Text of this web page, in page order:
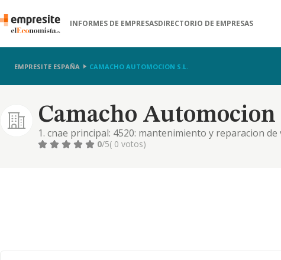
INFORMES DE EMPRESASDIRECTORIO DE EMPRESAS
EMPRESITE ESPAÑA CAMACHO AUTOMOCION S.L.
Camacho Automocion
1. cnae principal: 4520: mantenimiento y reparacion
automoviles y vehiculos de motor ligeros. 3. cnae.
0/5( 0 votos)